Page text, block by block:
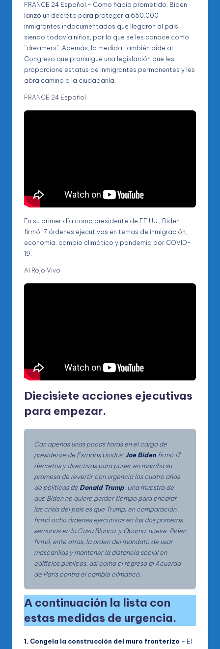
FRANCE 24 Español.- Como había prometido, Biden
lanzó un decreto para proteger a 650.000
inmigrantes indocumentados que llegaron al país
siendo todavía niños, por lo que se les conoce como
“dreamers”. Además, la medida también pide al
Congreso que promulgue una legislación que les
proporcione estatus de inmigrantes permanentes y les
abra camino a la ciudadanía.
FRANCE 24 Español
En su primer día como presidente de EE.UU., Biden
firmó 17 órdenes ejecutivas en temas de inmigración,
economía, cambio climático y pandemia por COVID-
19.
Al Rojo Vivo
Diecisiete acciones ejecutivas
para empezar.
Con apenas unas pocas horas en el cargo de
presidente de Estados Unidos, Joe Biden firmó 17
decretos y directivas para poner en marcha su
promesa de revertir con urgencia los cuatro años
de políticas de Donald Trump . Una muestra de
que Biden no quiere perder tiempo para encarar
las crisis del país es que Trump, en comparación,
firmó ocho órdenes ejecutivas en las dos primeras
semanas en la Casa Blanca, y Obama, nueve. Biden
firmó, ente otras, la orden del mandato de usar
mascarillas y mantener la distancia social en
edificios públicos, así como el regreso al Acuerdo
de París contra el cambio climático.
A continuación la lista con
estas medidas de urgencia.
1. Congela la construcción del muro fronterizo – El